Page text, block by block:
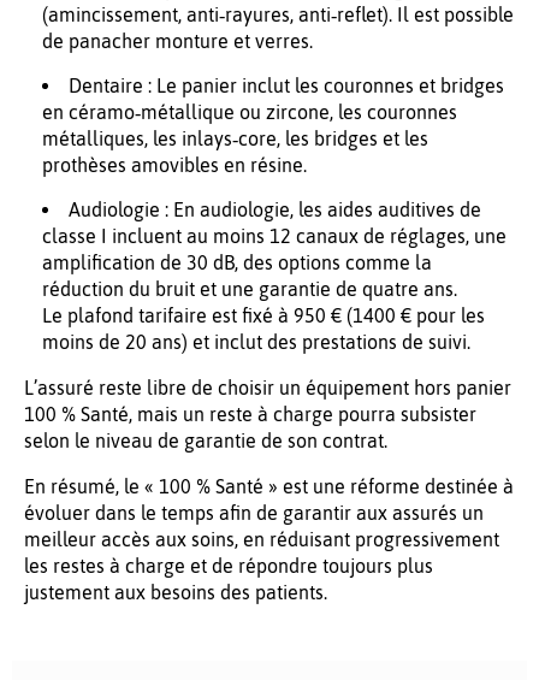
(amincissement, anti‑rayures, anti‑reflet). Il est possible
de panacher monture et verres.
Dentaire : Le panier inclut les couronnes et bridges
en céramo‑métallique ou zircone, les couronnes
métalliques, les inlays‑core, les bridges et les
prothèses amovibles en résine.
Audiologie : En audiologie, les aides auditives de
classe I incluent au moins 12 canaux de réglages, une
amplification de 30 dB, des options comme la
réduction du bruit et une garantie de quatre ans.
Le plafond tarifaire est fixé à 950 € (1400 € pour les
moins de 20 ans) et inclut des prestations de suivi.
L’assuré reste libre de choisir un équipement hors panier
100 % Santé, mais un reste à charge pourra subsister
selon le niveau de garantie de son contrat.
En résumé, le « 100 % Santé » est une réforme destinée à
évoluer dans le temps afin de garantir aux assurés un
meilleur accès aux soins, en réduisant progressivement
les restes à charge et de répondre toujours plus
justement aux besoins des patients.